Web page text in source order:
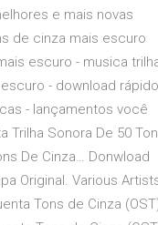
e mais novas
de cinza mais escuro
escuro - musica
- download
- lançamentos você
Trilha Sonora De 50
De Cinza… Donwload
Original. Various
Tons de Cinza